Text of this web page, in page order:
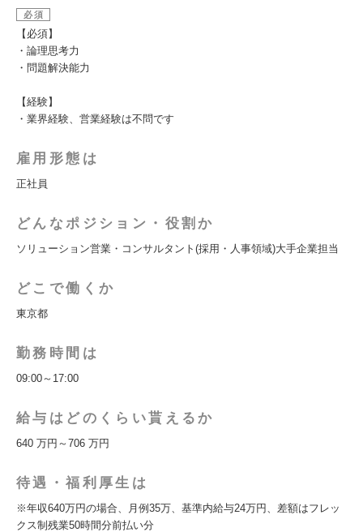
必須
【必須】
・論理思考力
・問題解決能力
【経験】
・業界経験、営業経験は不問です
雇用形態は
正社員
どんなポジション・役割か
ソリューション営業・コンサルタント(採用・人事領域)大手企業担当
どこで働くか
東京都
勤務時間は
09:00～17:00
給与はどのくらい貰えるか
640 万円～706 万円
待遇・福利厚生は
※年収640万円の場合、月例35万、基準内給与24万円、差額はフレッ
クス制残業50時間分前払い分